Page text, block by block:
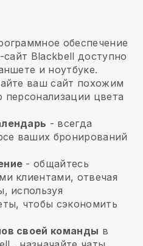
обеспечение
сайт Blackbell доступно
и ноутбуке.
ваш сайт похожим
цвета
- всегда
ваших бронирований
- общайтесь
клиентами, отвечая
используя
чтобы сэкономить
своей команды в